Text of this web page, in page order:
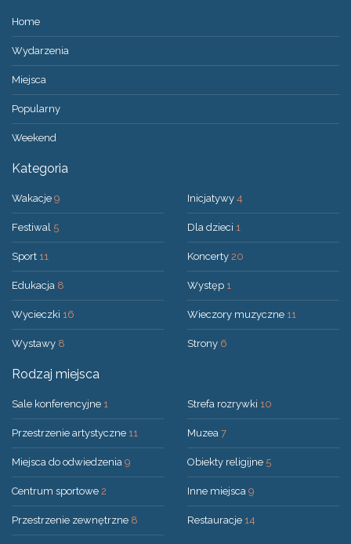
Home
Wydarzenia
Miejsca
Popularny
Weekend
Kategoria
Wakacje 9
Festiwal 5
Sport 11
Edukacja 8
Wycieczki 16
Wystawy 8
Inicjatywy 4
Dla dzieci 1
Koncerty 20
Występ 1
Wieczory muzyczne 11
Strony 6
Rodzaj miejsca
Sale konferencyjne 1
Przestrzenie artystyczne 11
Miejsca do odwiedzenia 9
Centrum sportowe 2
Przestrzenie zewnętrzne 8
Strefa rozrywki 10
Muzea 7
Obiekty religijne 5
Inne miejsca 9
Restauracje 14